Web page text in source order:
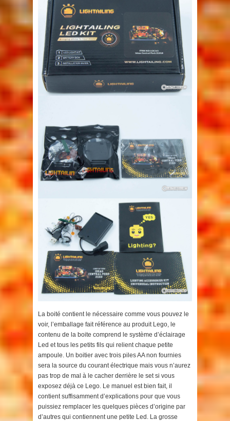
La boité contient le nécessaire comme vous pouvez le
voir, l’emballage fait référence au produit Lego, le
contenu de la boite comprend le système d’éclairage
Led et tous les petits fils qui relient chaque petite
ampoule. Un boitier avec trois piles AA non fournies
sera la source du courant électrique mais vous n’aurez
pas trop de mal à le cacher derrière le set si vous
exposez déjà ce Lego. Le manuel est bien fait, il
contient suffisamment d’explications pour que vous
puissiez remplacer les quelques pièces d’origine par
d’autres qui contiennent une petite Led. La grosse